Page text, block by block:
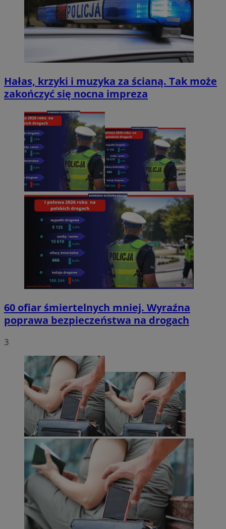
Hałas, krzyki i muzyka za ścianą. Tak może
zakończyć się nocna impreza
60 ofiar śmiertelnych mniej. Wyraźna
poprawa bezpieczeństwa na drogach
3